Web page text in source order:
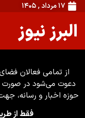
۱۷ مرداد , ۱۴۰۵
البرز نیوز
از تمامی فعالان
دعوت می‌شود در صورت
حوزه اخبار و رسانه،
فقط از طریق